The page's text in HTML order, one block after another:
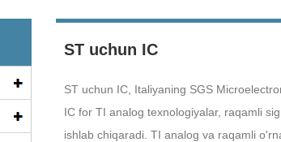
ST uchun IC
ST uchun IC, Italiyaning SGS
IC for TI analog texnologiyalar, raqamli
ishlab chiqaradi. TI analog va raqamli